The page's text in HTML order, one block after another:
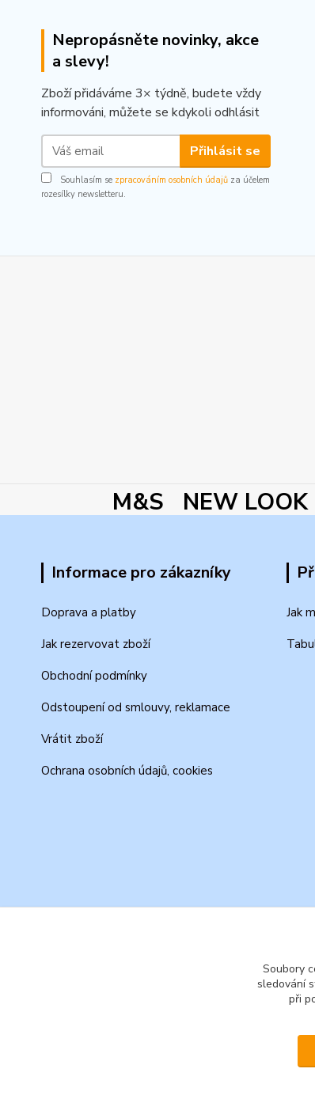
Nepropásněte novinky, akce
a slevy!
Zboží přidáváme 3× týdně, budete vždy
informováni, můžete se kdykoli odhlásit
Přihlásit se
Souhlasím se zpracováním osobních údajů za účelem
rozesílky newsletteru.
M&S NEW
Informace pro zákazníky
Doprava a platby
Jak rezervovat zboží
Obchodní podmínky
Odstoupení od smlouvy, reklamace
Vrátit zboží
Ochrana osobních údajů, cookies
Jak
Soubory
sledování
při